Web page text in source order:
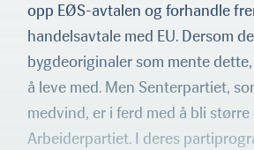
opp EØS-avtalen og forhandle
handelsavtale med EU. Dersom
bygdeoriginaler som mente
å leve med. Men Senterpartiet,
medvind, er i ferd med å bli større
Arbeiderpartiet. I deres